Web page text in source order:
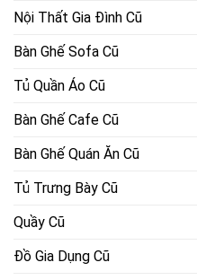
Nội Thất Gia Đình Cũ
Bàn Ghế Sofa Cũ
Tủ Quần Áo Cũ
Bàn Ghế Cafe Cũ
Bàn Ghế Quán Ăn Cũ
Tủ Trưng Bày Cũ
Quầy Cũ
Đồ Gia Dụng Cũ